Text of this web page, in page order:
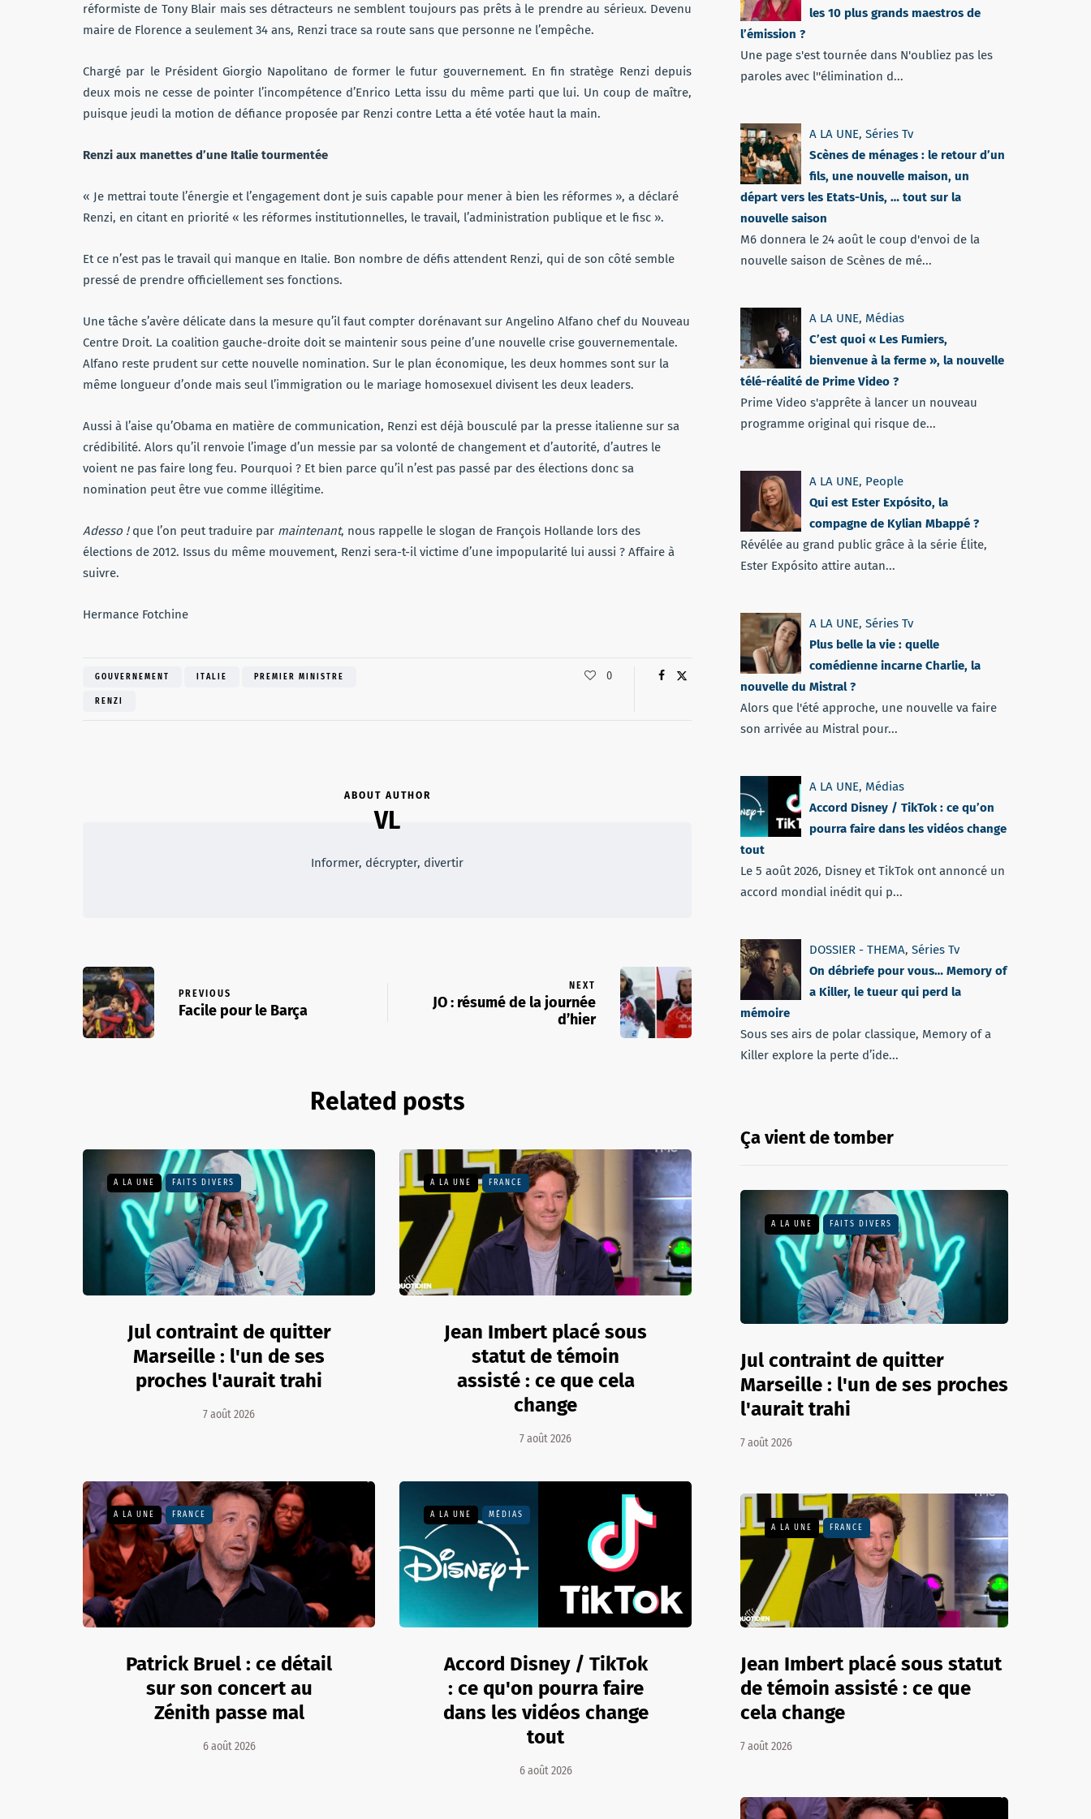
réformiste de Tony Blair mais ses détracteurs ne semblent toujours pas prêts à le prendre au sérieux. Devenu
maire de Florence a seulement 34 ans, Renzi trace sa route sans que personne ne l’empêche.
Chargé par le Président Giorgio Napolitano de former le futur gouvernement. En fin stratège Renzi depuis
deux mois ne cesse de pointer l’incompétence d’Enrico Letta issu du même parti que lui. Un coup de maître,
puisque jeudi la motion de défiance proposée par Renzi contre Letta a été votée haut la main.
Renzi aux manettes d’une Italie tourmentée
« Je mettrai toute l’énergie et l’engagement dont je suis capable pour mener à bien les réformes », a déclaré
Renzi, en citant en priorité « les réformes institutionnelles, le travail, l’administration publique et le fisc ».
Et ce n’est pas le travail qui manque en Italie. Bon nombre de défis attendent Renzi, qui de son côté semble
pressé de prendre officiellement ses fonctions.
Une tâche s’avère délicate dans la mesure qu’il faut compter dorénavant sur Angelino Alfano chef du Nouveau
Centre Droit. La coalition gauche-droite doit se maintenir sous peine d’une nouvelle crise gouvernementale.
Alfano reste prudent sur cette nouvelle nomination. Sur le plan économique, les deux hommes sont sur la
même longueur d’onde mais seul l’immigration ou le mariage homosexuel divisent les deux leaders.
Aussi à l’aise qu’Obama en matière de communication, Renzi est déjà bousculé par la presse italienne sur sa
crédibilité. Alors qu’il renvoie l’image d’un messie par sa volonté de changement et d’autorité, d’autres le
voient ne pas faire long feu. Pourquoi ? Et bien parce qu’il n’est pas passé par des élections donc sa
nomination peut être vue comme illégitime.
Adesso !que l’on peut traduire par maintenant, nous rappelle le slogan de François Hollande lors des
élections de 2012. Issus du même mouvement, Renzi sera-t-il victime d’une impopularité lui aussi ? Affaire à
suivre.
Hermance Fotchine
GOUVERNEMENT ITALIE PREMIER MINISTRE
RENZI
0
ABOUT AUTHOR
VL
Informer, décrypter, divertir
PREVIOUS
Facile pour le Barça
NEXT
JO : résumé de la journée
d’hier
Related posts
A LA UNE FAITS DIVERS
Jul contraint de quitter
Marseille : l'un de ses
proches l'aurait trahi
7 août 2026
A LA UNE FRANCE
Jean Imbert placé sous
statut de témoin
assisté : ce que cela
change
7 août 2026
A LA UNE FRANCE
Patrick Bruel : ce détail
sur son concert au
Zénith passe mal
6 août 2026
A LA UNE MÉDIAS
Accord Disney / TikTok
: ce qu'on pourra faire
dans les vidéos change
tout
6 août 2026
les 10 plus grands maestros de
l’émission ?
Une page s'est tournée dans N'oubliez pas les
paroles avec l''élimination d...
A LA UNE, Séries Tv
Scènes de ménages : le retour d’un
fils, une nouvelle maison, un
départ vers les Etats-Unis, … tout sur la
nouvelle saison
M6 donnera le 24 août le coup d'envoi de la
nouvelle saison de Scènes de mé...
A LA UNE, Médias
C’est quoi « Les Fumiers,
bienvenue à la ferme », la nouvelle
télé-réalité de Prime Video ?
Prime Video s'apprête à lancer un nouveau
programme original qui risque de...
A LA UNE, People
Qui est Ester Expósito, la
compagne de Kylian Mbappé ?
Révélée au grand public grâce à la série Élite,
Ester Expósito attire autan...
A LA UNE, Séries Tv
Plus belle la vie : quelle
comédienne incarne Charlie, la
nouvelle du Mistral ?
Alors que l'été approche, une nouvelle va faire
son arrivée au Mistral pour...
A LA UNE, Médias
Accord Disney / TikTok : ce qu’on
pourra faire dans les vidéos change
tout
Le 5 août 2026, Disney et TikTok ont annoncé un
accord mondial inédit qui p...
DOSSIER - THEMA, Séries Tv
On débriefe pour vous… Memory of
a Killer, le tueur qui perd la
mémoire
Sous ses airs de polar classique, Memory of a
Killer explore la perte d’ide...
Ça vient de tomber
A LA UNE FAITS DIVERS
Jul contraint de quitter
Marseille : l'un de ses proches
l'aurait trahi
7 août 2026
A LA UNE FRANCE
Jean Imbert placé sous statut
de témoin assisté : ce que
cela change
7 août 2026